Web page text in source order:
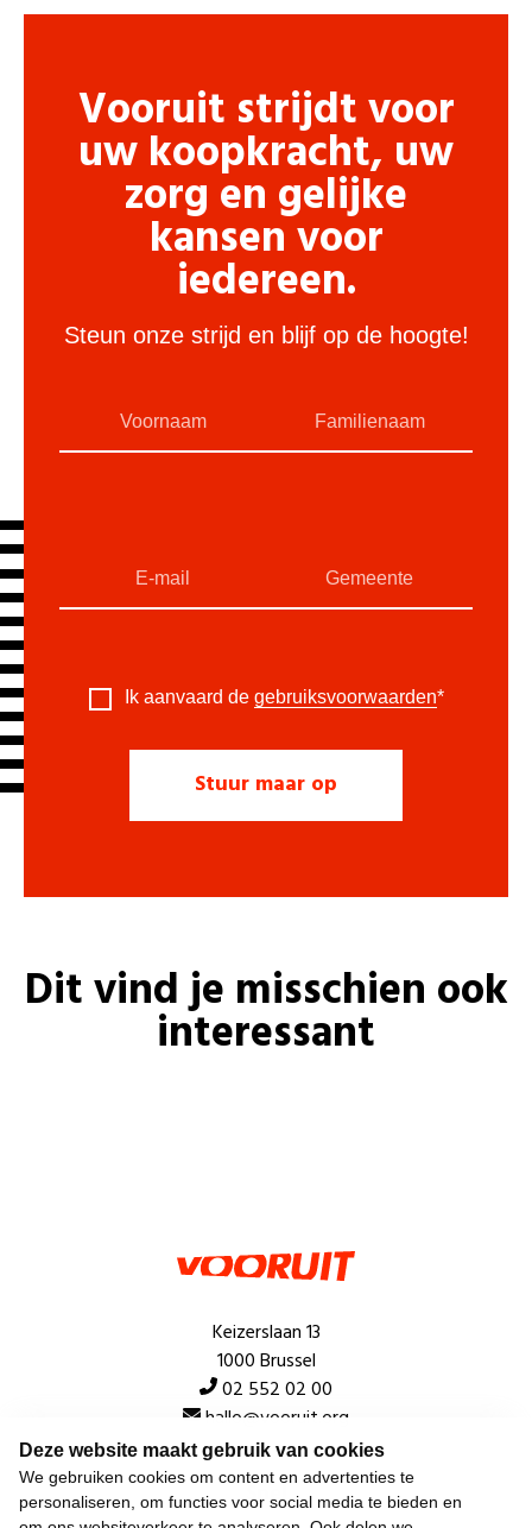
Deze website maakt gebruik van cookies
We gebruiken cookies om content en advertenties te
personaliseren, om functies voor social media te bieden en
Vooruit strijdt voor
uw koopkracht, uw
zorg en gelijke
kansen voor
iedereen.
Steun onze strijd en blijf op de hoogte!
Ik aanvaard de gebruiksvoorwaarden*
Dit vind je misschien ook
interessant
Keizerslaan 13
1000 Brussel
02 552 02 00
hallo@vooruit.org
Snel